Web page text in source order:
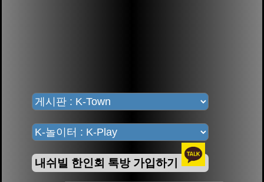
내쉬빌 한인회 톡방 가입하기